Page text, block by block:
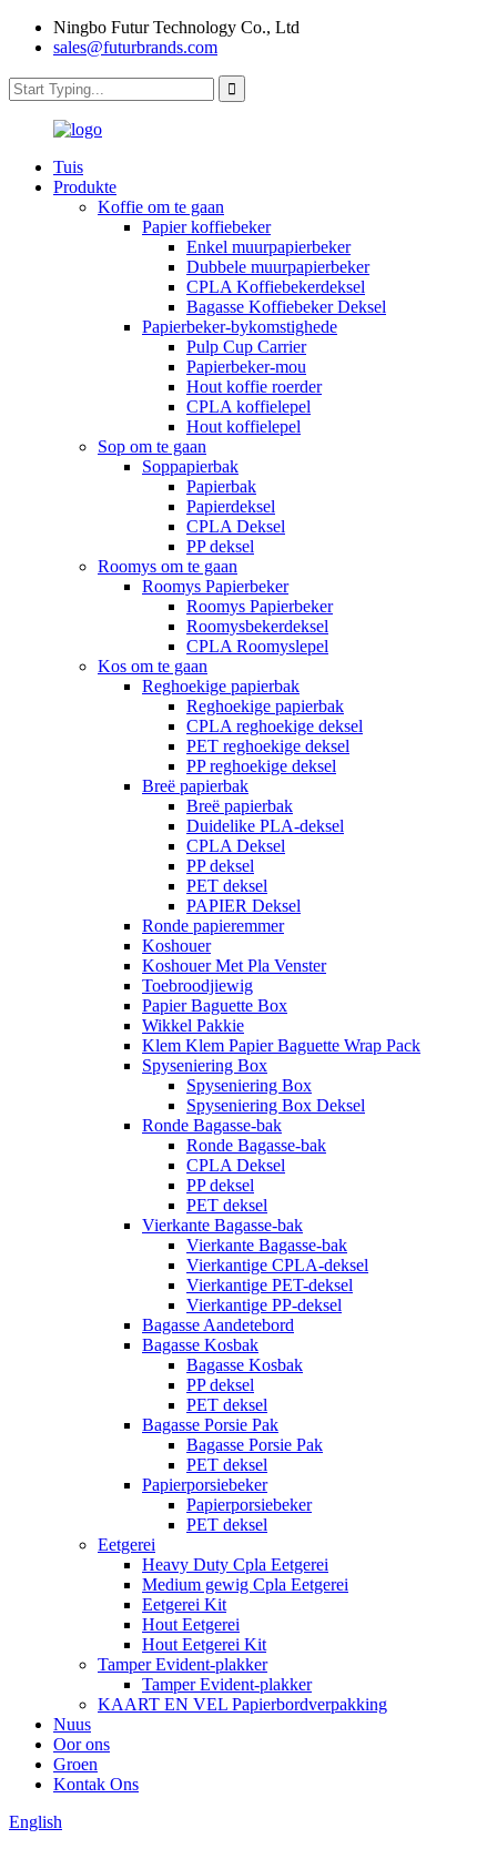
Ningbo Futur Technology Co., Ltd
sales@futurbrands.com
Tuis
Produkte
Koffie om te gaan
Papier koffiebeker
Enkel muurpapierbeker
Dubbele muurpapierbeker
CPLA Koffiebekerdeksel
Bagasse Koffiebeker Deksel
Papierbeker-bykomstighede
Pulp Cup Carrier
Papierbeker-mou
Hout koffie roerder
CPLA koffielepel
Hout koffielepel
Sop om te gaan
Soppapierbak
Papierbak
Papierdeksel
CPLA Deksel
PP deksel
Roomys om te gaan
Roomys Papierbeker
Roomys Papierbeker
Roomysbekerdeksel
CPLA Roomyslepel
Kos om te gaan
Reghoekige papierbak
Reghoekige papierbak
CPLA reghoekige deksel
PET reghoekige deksel
PP reghoekige deksel
Breë papierbak
Breë papierbak
Duidelike PLA-deksel
CPLA Deksel
PP deksel
PET deksel
PAPIER Deksel
Ronde papieremmer
Koshouer
Koshouer Met Pla Venster
Toebroodjiewig
Papier Baguette Box
Wikkel Pakkie
Klem Klem Papier Baguette Wrap Pack
Spyseniering Box
Spyseniering Box
Spyseniering Box Deksel
Ronde Bagasse-bak
Ronde Bagasse-bak
CPLA Deksel
PP deksel
PET deksel
Vierkante Bagasse-bak
Vierkante Bagasse-bak
Vierkantige CPLA-deksel
Vierkantige PET-deksel
Vierkantige PP-deksel
Bagasse Aandetebord
Bagasse Kosbak
Bagasse Kosbak
PP deksel
PET deksel
Bagasse Porsie Pak
Bagasse Porsie Pak
PET deksel
Papierporsiebeker
Papierporsiebeker
PET deksel
Eetgerei
Heavy Duty Cpla Eetgerei
Medium gewig Cpla Eetgerei
Eetgerei Kit
Hout Eetgerei
Hout Eetgerei Kit
Tamper Evident-plakker
Tamper Evident-plakker
KAART EN VEL Papierbordverpakking
Nuus
Oor ons
Groen
Kontak Ons
English